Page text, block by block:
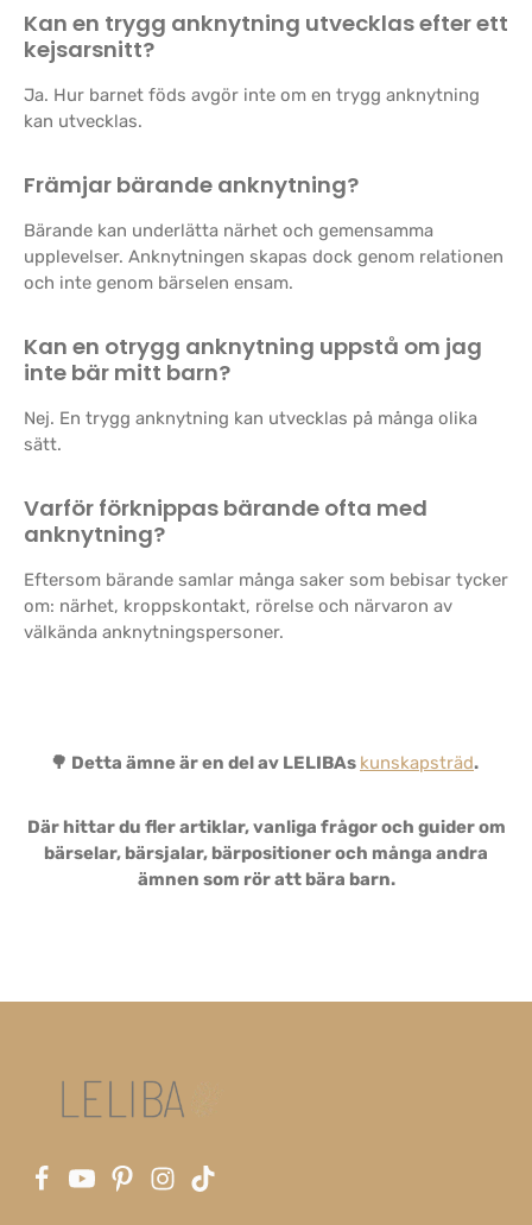
Kan en trygg anknytning utvecklas efter ett
kejsarsnitt?
Ja. Hur barnet föds avgör inte om en trygg anknytning
kan utvecklas.
Främjar bärande anknytning?
Bärande kan underlätta närhet och gemensamma
upplevelser. Anknytningen skapas dock genom relationen
och inte genom bärselen ensam.
Kan en otrygg anknytning uppstå om jag
inte bär mitt barn?
Nej. En trygg anknytning kan utvecklas på många olika
sätt.
Varför förknippas bärande ofta med
anknytning?
Eftersom bärande samlar många saker som bebisar tycker
om: närhet, kroppskontakt, rörelse och närvaron av
välkända anknytningspersoner.
🌳 Detta ämne är en del av LELIBAs kunskapsträd.
Där hittar du fler artiklar, vanliga frågor och guider om
bärselar, bärsjalar, bärpositioner och många andra
ämnen som rör att bära barn.